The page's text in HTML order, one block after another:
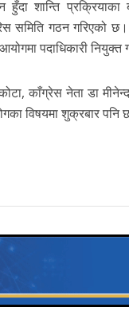
हुँदा शान्ति
समिति गठन गरिएको
पदाधिकारी नियुक्त
काँग्रेस नेता डा
विषयमा शुक्रबार